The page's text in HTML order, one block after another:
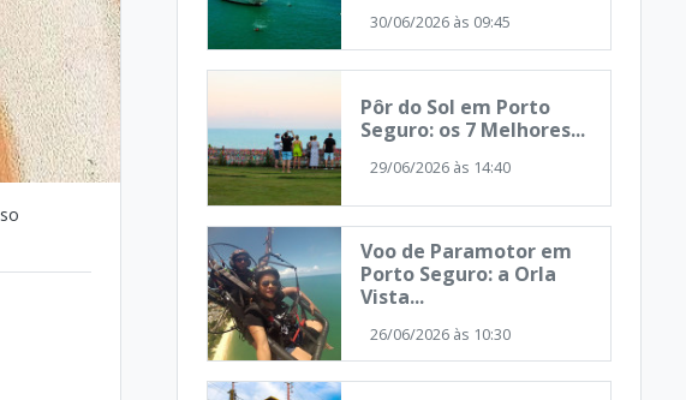
30/06/2026 às 09:45
Pôr do Sol em Porto
Seguro: os 7 Melhores...
29/06/2026 às 14:40
Voo de Paramotor em
Porto Seguro: a Orla
Vista...
26/06/2026 às 10:30